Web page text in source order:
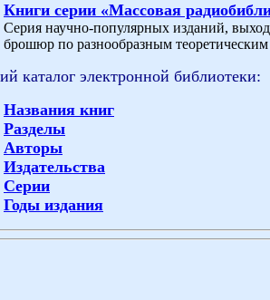
Книги серии «Массовая
Серия научно-популярных изданий,
брошюр по разнообразным
каталог электронной библиотеки:
Названия книг
Разделы
Авторы
Издательства
Серии
Годы издания